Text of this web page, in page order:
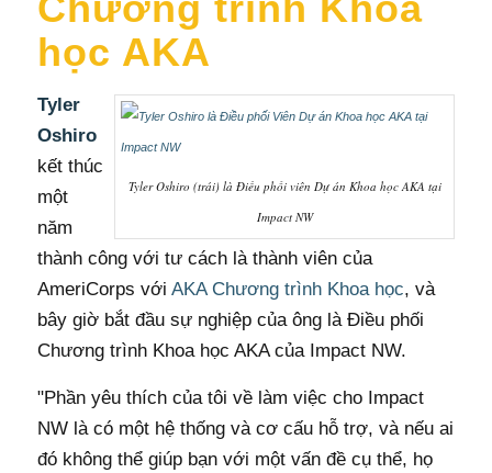
học AKA
Tyler Oshiro (trái) là Điều phối viên Dự án Khoa học AKA tại
Impact NW
Tyler
Oshiro
kết thúc
một
năm
thành công với tư cách là thành viên của
AmeriCorps với AKA Chương trình Khoa học, và
bây giờ bắt đầu sự nghiệp của ông là Điều phối
Chương trình Khoa học AKA của Impact NW.
"Phần yêu thích của tôi về làm việc cho Impact
NW là có một hệ thống và cơ cấu hỗ trợ, và nếu ai
đó không thể giúp bạn với một vấn đề cụ thể, họ